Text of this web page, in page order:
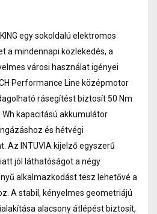
egy sokoldalú elektromos
a mindennapi közlekedés, a
városi használat igényei
Performance Line középmotor
rásegítést biztosít 50 Nm
kapacitású akkumulátor
és hétvégi
Az INTUVIA kijelző egyszerű
jól láthatóságot a négy
alkalmazkodást tesz lehetővé a
A stabil, kényelmes geometriájú
alacsony átlépést biztosít,